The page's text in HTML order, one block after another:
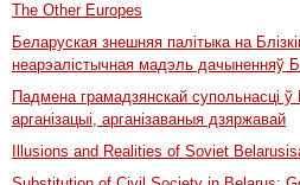
The Other Europes
Беларуская знешняя палітыка на
неарэалістычная мадэль дачыненняў
Падмена грамадзянскай супольнасці
арганізацыі, арганізаваныя дзяржавай
Illusions and Realities of Soviet